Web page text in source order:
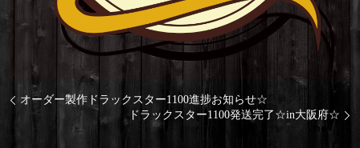
オーダー製作ドラックスター1100進捗お知らせ☆
ドラックスター1100発送完了☆in大阪府☆